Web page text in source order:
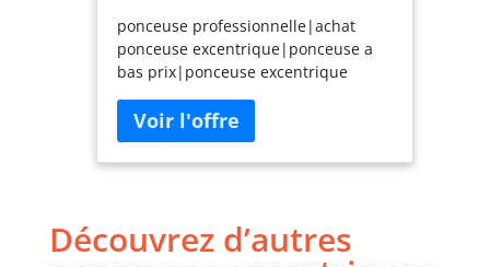
ponceuse professionnelle|achat
ponceuse excentrique|ponceuse a
bas prix|ponceuse excentrique
makita|ponceuse excentrique
electrique|ponceuse excentrique
filaire|ponceuse excentrique pas
cher|ponceuse excentrique en
Découvrez d’autres